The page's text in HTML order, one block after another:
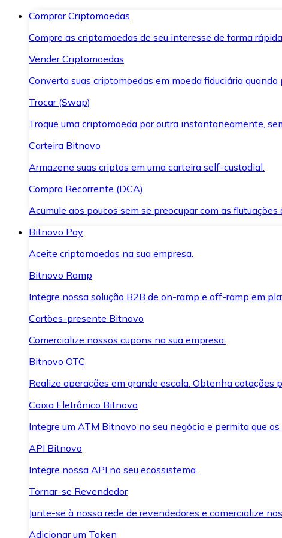
Comprar Criptomoedas
Compre as criptomoedas de seu interesse de forma
Vender Criptomoedas
Converta suas criptomoedas em moeda fiduciária quando
Trocar (Swap)
Troque uma criptomoeda por outra instantaneamente,
Carteira Bitnovo
Armazene suas criptos em uma carteira self-custodial.
Compra Recorrente (DCA)
Acumule aos poucos sem se preocupar com as flutuações
Bitnovo Pay
Aceite criptomoedas na sua empresa.
Bitnovo Ramp
Integre nossa solução B2B de on-ramp e off-ramp em
Cartões-presente Bitnovo
Comercialize nossos cupons na sua empresa.
Bitnovo OTC
Realize operações em grande escala. Obtenha cotações
Caixa Eletrônico Bitnovo
Integre um ATM Bitnovo no seu negócio e permita que
API Bitnovo
Integre nossa API no seu ecossistema.
Tornar-se Revendedor
Junte-se à nossa rede de revendedores e comercialize
Adicionar um Token